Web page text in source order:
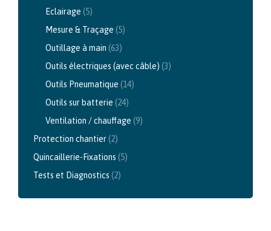
Eclairage (5)
Mesure & Traçage (5)
Outillage à main (63)
Outils électriques (avec câble) (3)
Outils Pneumatique (14)
Outils sur batterie (24)
Ventilation / chauffage (9)
Protection chantier(2)
Quincaillerie-Fixations (5)
Tests et Diagnostics (2)